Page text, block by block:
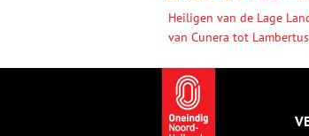
Heiligen van de Lage
van Cunera tot Lambertus